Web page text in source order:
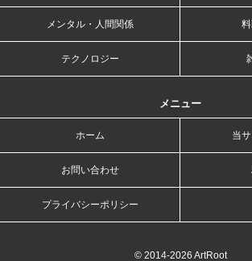
メンタル・人間関係
テクノロジー
メニュー
ホーム 当
お問い合わせ
プライバシーポリシー
© 2014-2026 ArtRoot